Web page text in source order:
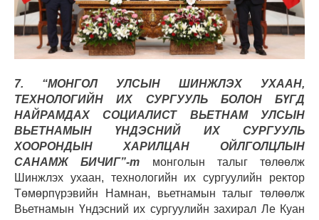
7. “МОНГОЛ УЛСЫН ШИНЖЛЭХ УХААН,
ТЕХНОЛОГИЙН ИХ СУРГУУЛЬ БОЛОН БҮГД
НАЙРАМДАХ СОЦИАЛИСТ ВЬЕТНАМ УЛСЫН
ВЬЕТНАМЫН ҮНДЭСНИЙ ИХ СУРГУУЛЬ
ХООРОНДЫН ХАРИЛЦАН ОЙЛГОЛЦЛЫН
САНАМЖ БИЧИГ”-т монголын талыг төлөөлж
Шинжлэх ухаан, технологийн их сургуулийн ректор
Төмөрпүрэвийн Намнан, вьетнамын талыг төлөөлж
Вьетнамын Үндэсний их сургуулийн захирал Ле Куан